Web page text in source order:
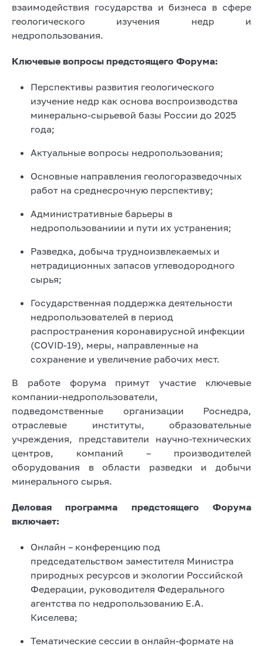
взаимодействия государства и бизнеса в сфере
геологического изучения недр и
недропользования.
Ключевые вопросы предстоящего Форума:
Перспективы развития геологического
изучение недр как основа воспроизводства
минерально-сырьевой базы России до 2025
года;
Актуальные вопросы недропользования;
Основные направления геологоразведочных
работ на среднесрочную перспективу;
Административные барьеры в
недропользованиии и пути их устранения;
Разведка, добыча трудноизвлекаемых и
нетрадиционных запасов углеводородного
сырья;
Государственная поддержка деятельности
недропользователей в период
распространения коронавирусной инфекции
(COVID-19), меры, направленные на
сохранение и увеличение рабочих мест.
В работе форума примут участие ключевые
компании-недропользователи,
подведомственные организации Роснедра,
отраслевые институты, образовательные
учреждения, представители научно-технических
центров, компаний – производителей
оборудования в области разведки и добычи
минерального сырья.
Деловая программа предстоящего Форума
включает:
Онлайн – конференцию под
председательством заместителя Министра
природных ресурсов и экологии Российской
Федерации, руководителя Федерального
агентства по недропользованию Е.А.
Киселева;
Тематические сессии в онлайн-формате на